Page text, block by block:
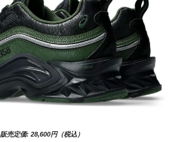
販売定価: 28,600円（税込）